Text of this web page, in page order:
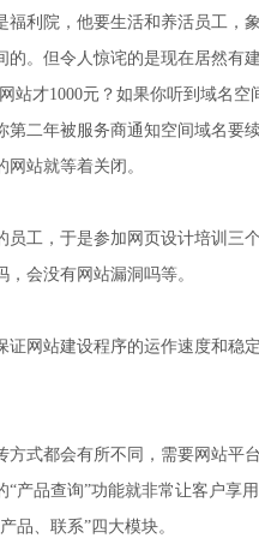
利院，他要生活和养活员工，
。但令人惊诧的是现在居然有
站才1000元？如果你听到域名
二年被服务商通知空间域名要
站就等着关闭。
工，于是参加网页设计培训三
会没有网站漏洞吗等。
网站建设程序的运作速度和稳
式都会有所不同，需要网站平
产品查询”功能就非常让客户享
品、联系”四大模块。